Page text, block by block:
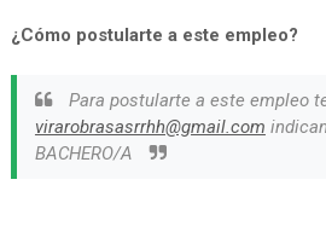
¿Cómo postularte a este empleo?
Para postularte a este empleo
virarobrasasrrhh@gmail.com
BACHERO/A